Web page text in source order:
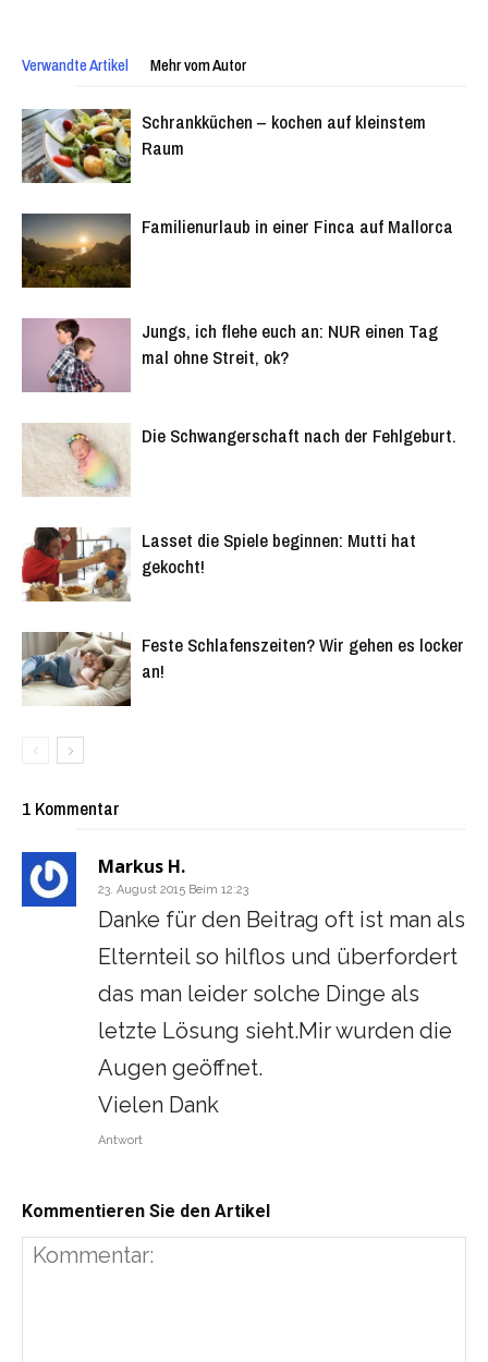
Verwandte Artikel Mehr vom Autor
Schrankküchen – kochen auf kleinstem
Raum
Familienurlaub in einer Finca auf Mallorca
Jungs, ich flehe euch an: NUR einen Tag
mal ohne Streit, ok?
Die Schwangerschaft nach der Fehlgeburt.
Lasset die Spiele beginnen: Mutti hat
gekocht!
Feste Schlafenszeiten? Wir gehen es locker
an!
1 Kommentar
Markus H.
23. August 2015 Beim 12:23
Danke für den Beitrag oft ist man als
Elternteil so hilflos und überfordert
das man leider solche Dinge als
letzte Lösung sieht.Mir wurden die
Augen geöffnet.
Vielen Dank
Antwort
Kommentieren Sie den Artikel